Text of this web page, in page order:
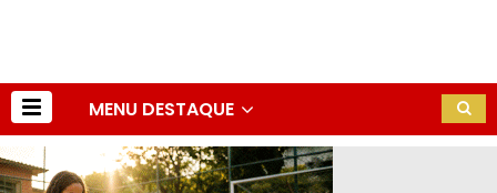
MENU DESTAQUE